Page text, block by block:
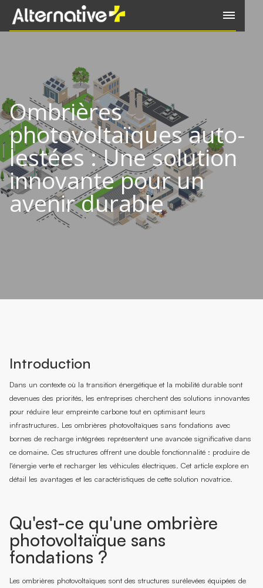
Ombrières
photovoltaïques auto-
lestées : Une solution
innovante pour un
avenir durable
Introduction
Dans un contexte où la transition énergétique et la mobilité durable sont
devenues des priorités, les entreprises cherchent des solutions innovantes
pour réduire leur empreinte carbone tout en optimisant leurs
infrastructures. Les ombrières photovoltaïques sans fondations avec
bornes de recharge intégrées représentent une avancée significative dans
ce domaine. Ces structures offrent une double fonctionnalité : produire de
l'énergie verte et recharger les véhicules électriques. Cet article explore en
détail les avantages et les caractéristiques de cette solution novatrice.
Qu'est-ce qu'une ombrière
photovoltaïque sans
fondations ?
Les ombrières photovoltaïques sont des structures surélevées équipées de